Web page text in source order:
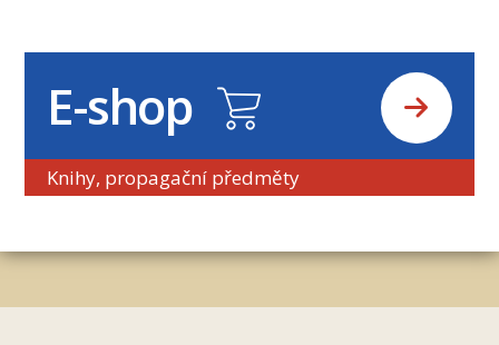
E-shop
Knihy, propagační předměty